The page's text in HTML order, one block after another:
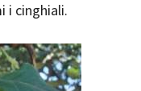
i cinghiali.